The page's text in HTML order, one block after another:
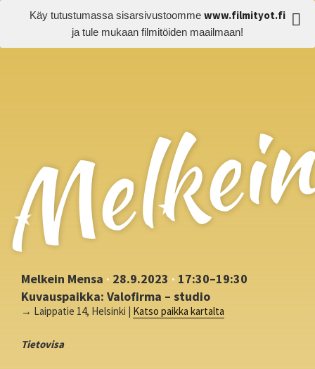
Käy tutustumassa sisarsivustoomme www.filmityot.fi
ja tule mukaan filmitöiden maailmaan!
Melkein Mensa · 28.9.2023 · 17:30–19:30
Kuvauspaikka: Valofirma – studio
→ Laippatie 14, Helsinki | Katso paikka kartalta
Tietovisa